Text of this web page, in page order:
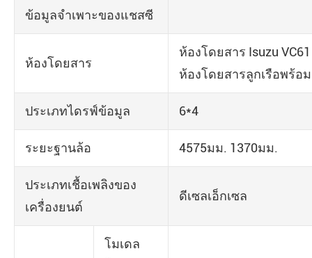
ข้อมูลจำเพาะของแชสซี
ห้องโดยสาร
ห้องโดยสาร Isuzu
ห้องโดยสารลูกเรือพร้อ
ประเภทไดรฟ์ข้อมูล 6*4
ระยะฐานล้อ 4575มม. 1370มม.
ประเภทเชื้อเพลิงของ
เครื่องยนต์
ดีเซลเอ็กเซล
โมเดล